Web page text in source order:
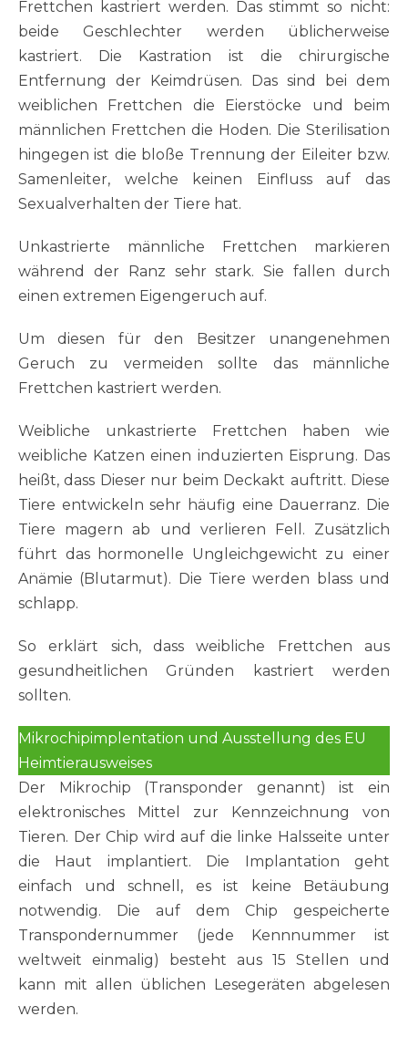
Frettchen kastriert werden. Das stimmt so nicht:
beide Geschlechter werden üblicherweise
kastriert. Die Kastration ist die chirurgische
Entfernung der Keimdrüsen. Das sind bei dem
weiblichen Frettchen die Eierstöcke und beim
männlichen Frettchen die Hoden. Die Sterilisation
hingegen ist die bloße Trennung der Eileiter bzw.
Samenleiter, welche keinen Einfluss auf das
Sexualverhalten der Tiere hat.
Unkastrierte männliche Frettchen markieren
während der Ranz sehr stark. Sie fallen durch
einen extremen Eigengeruch auf.
Um diesen für den Besitzer unangenehmen
Geruch zu vermeiden sollte das männliche
Frettchen kastriert werden.
Weibliche unkastrierte Frettchen haben wie
weibliche Katzen einen induzierten Eisprung. Das
heißt, dass Dieser nur beim Deckakt auftritt. Diese
Tiere entwickeln sehr häufig eine Dauerranz. Die
Tiere magern ab und verlieren Fell. Zusätzlich
führt das hormonelle Ungleichgewicht zu einer
Anämie (Blutarmut). Die Tiere werden blass und
schlapp.
So erklärt sich, dass weibliche Frettchen aus
gesundheitlichen Gründen kastriert werden
sollten.
Mikrochipimplentation und Ausstellung des EU
Heimtierausweises
Der Mikrochip (Transponder genannt) ist ein
elektronisches Mittel zur Kennzeichnung von
Tieren. Der Chip wird auf die linke Halsseite unter
die Haut implantiert. Die Implantation geht
einfach und schnell, es ist keine Betäubung
notwendig. Die auf dem Chip gespeicherte
Transpondernummer (jede Kennnummer ist
weltweit einmalig) besteht aus 15 Stellen und
kann mit allen üblichen Lesegeräten abgelesen
werden.